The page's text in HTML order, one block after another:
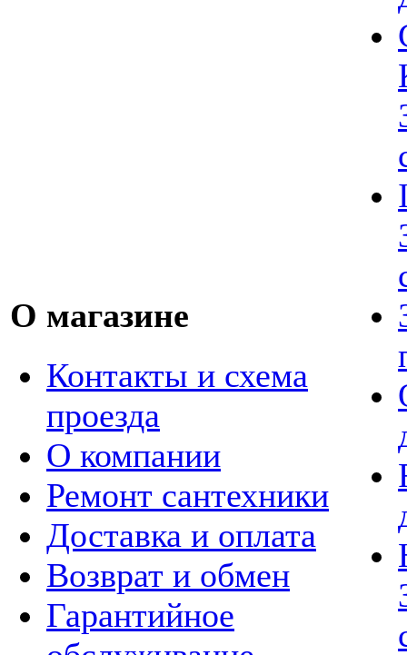
О магазине
Контакты и схема
проезда
О компании
Ремонт сантехники
Доставка и оплата
Возврат и обмен
Гарантийное